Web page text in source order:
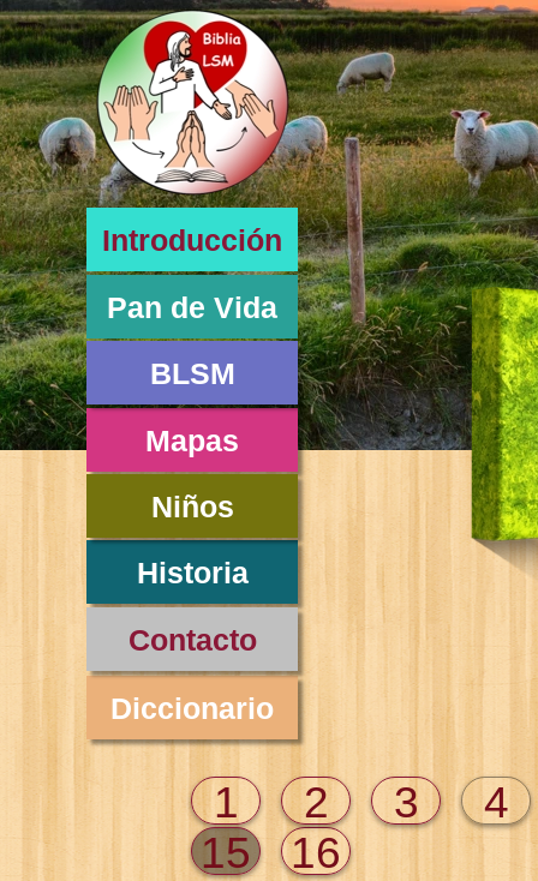
Introducción
Pan de Vida
BLSM
Mapas
Niños
Historia
Contacto
Diccionario
1 2 3
4
15
16